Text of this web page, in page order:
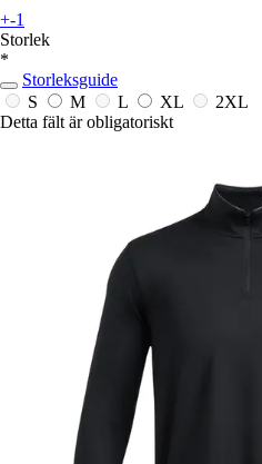
+-1
Storlek
*
Storleksguide
S
M L XL
2XL
Detta fält är obligatoriskt